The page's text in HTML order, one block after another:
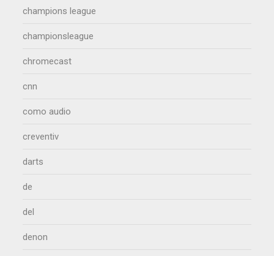
champions league
championsleague
chromecast
cnn
como audio
creventiv
darts
de
del
denon